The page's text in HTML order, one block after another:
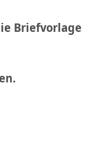
Briefvorlage